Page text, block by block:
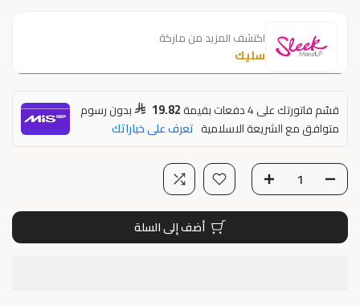
اكتشف المزيد من ماركة
سليك
قسّم فاتورتك على 4 دفعات بقيمة 19.82
بدون رسوم
متوافق مع الشريعة الاسلامية تعرف على خياراتك
أضف إلى السلة